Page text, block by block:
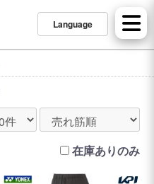
Language
在庫ありのみ